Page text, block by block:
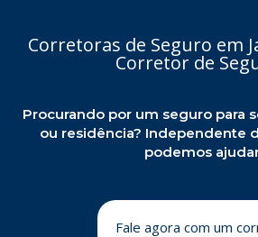
Corretoras de Seguro em
Corretor de
Procurando por um seguro para
ou residência? Independente
podemos
Fale agora com um